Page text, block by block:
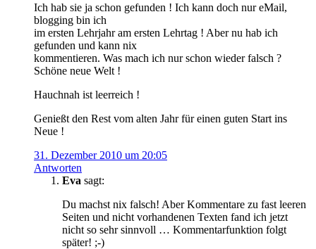
Ich hab sie ja schon gefunden ! Ich kann doch nur eMail,
blogging bin ich
im ersten Lehrjahr am ersten Lehrtag ! Aber nu hab ich
gefunden und kann nix
kommentieren. Was mach ich nur schon wieder falsch ?
Schöne neue Welt !
Hauchnah ist leerreich !
Genießt den Rest vom alten Jahr für einen guten Start ins
Neue !
31. Dezember 2010 um 20:05
Antworten
Eva sagt:
Du machst nix falsch! Aber Kommentare zu fast leeren
Seiten und nicht vorhandenen Texten fand ich jetzt
nicht so sehr sinnvoll … Kommentarfunktion folgt
später! ;-)